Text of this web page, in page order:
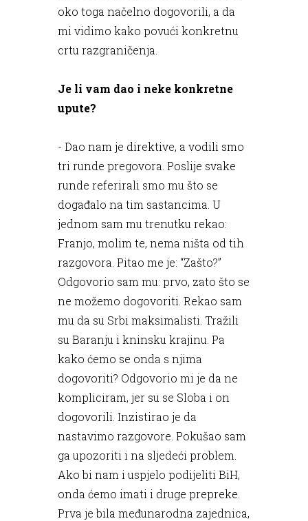
oko toga načelno dogovorili, a da
mi vidimo kako povući konkretnu
crtu razgraničenja.
Je li vam dao i neke konkretne
upute?
- Dao nam je direktive, a vodili smo
tri runde pregovora. Poslije svake
runde referirali smo mu što se
događalo na tim sastancima. U
jednom sam mu trenutku rekao:
Franjo, molim te, nema ništa od tih
razgovora. Pitao me je: “Zašto?”
Odgovorio sam mu: prvo, zato što se
ne možemo dogovoriti. Rekao sam
mu da su Srbi maksimalisti. Tražili
su Baranju i kninsku krajinu. Pa
kako ćemo se onda s njima
dogovoriti? Odgovorio mi je da ne
kompliciram, jer su se Sloba i on
dogovorili. Inzistirao je da
nastavimo razgovore. Pokušao sam
ga upozoriti i na sljedeći problem.
Ako bi nam i uspjelo podijeliti BiH,
onda ćemo imati i druge prepreke.
Prva je bila međunarodna zajednica,